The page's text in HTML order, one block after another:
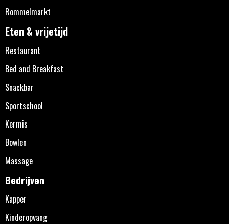
Rommelmarkt
Eten & vrijetijd
Restaurant
Bed and Breakfast
Snackbar
Sportschool
Kermis
Bowlen
Massage
Bedrijven
Kapper
Kinderopvang